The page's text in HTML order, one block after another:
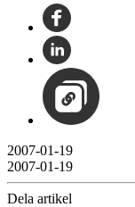
2007-01-19
2007-01-19
Dela artikel